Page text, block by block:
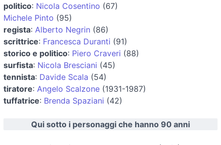
politico: Nicola Cosentino (67)
Michele Pinto (95)
regista: Alberto Negrin (86)
scrittrice: Francesca Duranti (91)
storico e politico: Piero Craveri (88)
surfista: Nicola Bresciani (45)
tennista: Davide Scala (54)
tiratore: Angelo Scalzone (1931-1987)
tuffatrice: Brenda Spaziani (42)
Qui sotto i personaggi che hanno 90 anni